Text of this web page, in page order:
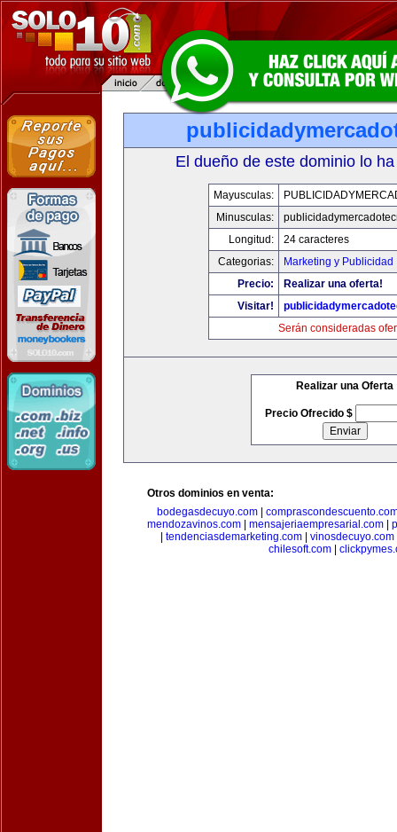
El dueño de este dominio lo
Mayusculas:
Minusculas:
Longitud:
24 caracteres
Categorias:
Marketing y Publicidad
Precio:
Realizar una oferta!
Visitar!
Serán consideradas
Realizar una Oferta
Precio Ofrecido $
Otros dominios en venta:
bodegasdecuyo.com
mendozavinos.com
mensajeriaempresarial.com
tendenciasdemarketing.com| vinosdecuyo.com
chilesoft.com